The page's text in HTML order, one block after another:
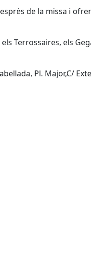
de la missa i
Terrossaires, els
Pl. Major,C/